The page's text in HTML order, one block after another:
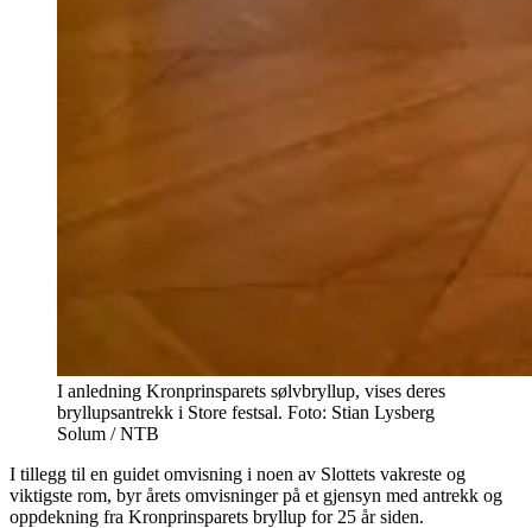
I anledning Kronprinsparets sølvbryllup, vises deres
bryllupsantrekk i Store festsal. Foto: Stian Lysberg
Solum / NTB
I tillegg til en guidet omvisning i noen av Slottets vakreste og
viktigste rom, byr årets omvisninger på et gjensyn med antrekk og
oppdekning fra Kronprinsparets bryllup for 25 år siden.